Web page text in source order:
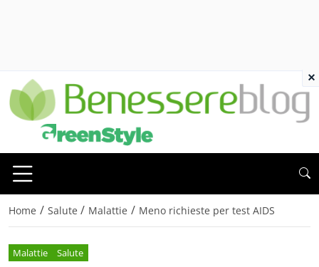
Home / Salute / Malattie / Meno richieste per test AIDS
Malattie Salute
×